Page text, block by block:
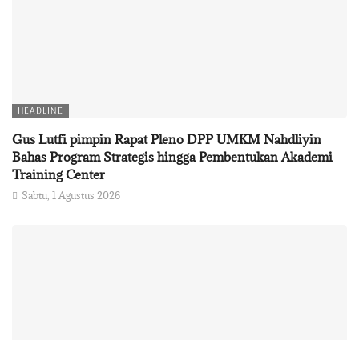
HEADLINE
Gus Lutfi pimpin Rapat Pleno DPP UMKM Nahdliyin
Bahas Program Strategis hingga Pembentukan Akademi
Training Center
Sabtu, 1 Agustus 2026